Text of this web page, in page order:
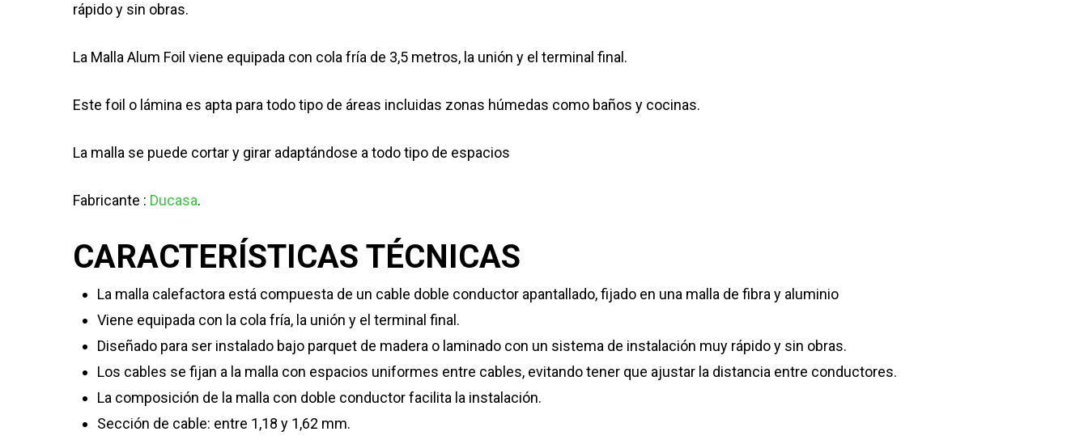
rápido y sin obras.
La Malla Alum Foil viene equipada con cola fría de 3,5 metros, la unión y el terminal final.
Este foil o lámina es apta para todo tipo de áreas incluidas zonas húmedas como baños y cocinas.
La malla se puede cortar y girar adaptándose a todo tipo de espacios
Fabricante : Ducasa.
CARACTERÍSTICAS TÉCNICAS
La malla calefactora está compuesta de un cable doble conductor apantallado, fijado en una malla de fibra y aluminio
Viene equipada con la cola fría, la unión y el terminal final.
Diseñado para ser instalado bajo parquet de madera o laminado con un sistema de instalación muy rápido y sin obras.
Los cables se fijan a la malla con espacios uniformes entre cables, evitando tener que ajustar la distancia entre conductores.
La composición de la malla con doble conductor facilita la instalación.
Sección de cable: entre 1,18 y 1,62 mm.